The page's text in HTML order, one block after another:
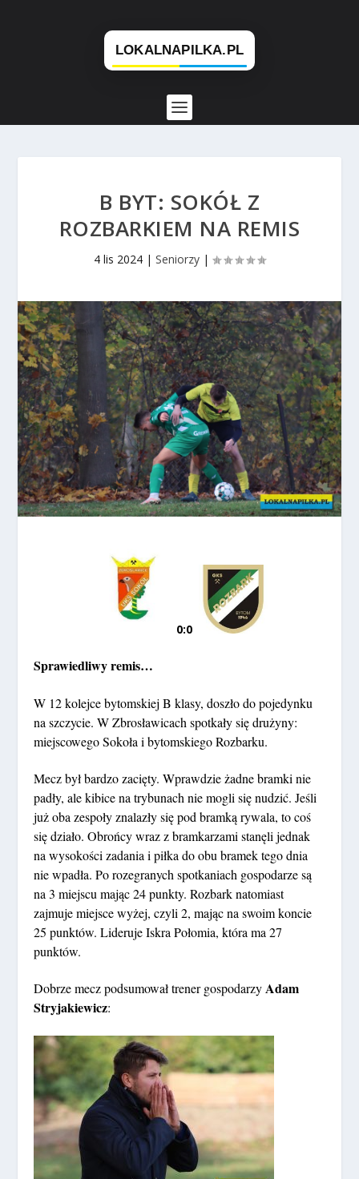
B BYT: SOKÓŁ Z
ROZBARKIEM NA REMIS
4 lis 2024 | Seniorzy |
0:0
Sprawiedliwy remis…
W 12 kolejce bytomskiej B klasy, doszło do pojedynku
na szczycie. W Zbrosławicach spotkały się drużyny:
miejscowego Sokoła i bytomskiego Rozbarku.
Mecz był bardzo zacięty. Wprawdzie żadne bramki nie
padły, ale kibice na trybunach nie mogli się nudzić. Jeśli
już oba zespoły znalazły się pod bramką rywala, to coś
się działo. Obrońcy wraz z bramkarzami stanęli jednak
na wysokości zadania i piłka do obu bramek tego dnia
nie wpadła. Po rozegranych spotkaniach gospodarze są
na 3 miejscu mając 24 punkty. Rozbark natomiast
zajmuje miejsce wyżej, czyli 2, mając na swoim koncie
25 punktów. Lideruje Iskra Połomia, która ma 27
punktów.
Dobrze mecz podsumował trener gospodarzyAdam
Stryjakiewicz: